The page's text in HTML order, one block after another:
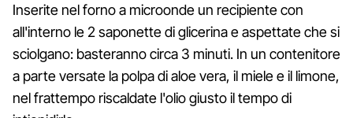
Inserite nel forno a microonde un recipiente con
all'interno le 2 saponette di glicerina e aspettate che si
sciolgano: basteranno circa 3 minuti. In un contenitore
a parte versate la polpa di aloe vera, il miele e il limone,
nel frattempo riscaldate l'olio giusto il tempo di